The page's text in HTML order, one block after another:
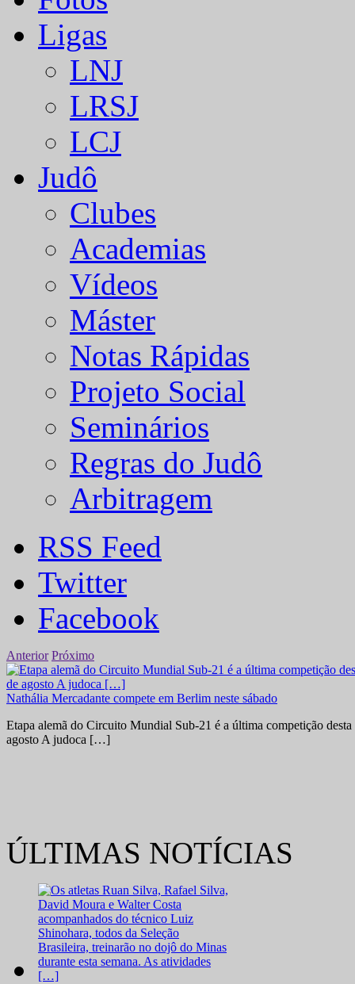
Ligas
LNJ
LRSJ
LCJ
Judô
Clubes
Academias
Vídeos
Máster
Notas Rápidas
Projeto Social
Seminários
Regras do Judô
Arbitragem
RSS Feed
Twitter
Facebook
Anterior Próximo
Nathália Mercadante compete em Berlim neste sábado
Etapa alemã do Circuito Mundial Sub-21 é a última competição
agosto A judoca […]
ÚLTIMAS NOTÍCIAS